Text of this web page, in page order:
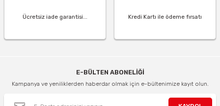
Ücretsiz iade garantisi... Kredi Kartı ile ödeme fırsatı
E-BÜLTEN ABONELİĞİ
Kampanya ve yeniliklerden haberdar olmak için e-bültenimize kayıt olun.